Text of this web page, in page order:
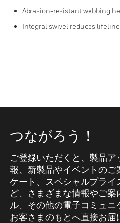
Abrasion-resistant webbing
Integral swivel reduces
つながろう！
ご登録いただくと、製品
報、新製品やイベントのご
ケート、スペシャルプライ
ど、さまざまな情報やご案
ル、その他の電子コミュニ
お客さまのもとへ直接お